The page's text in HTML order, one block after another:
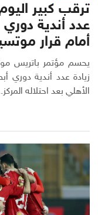
ترقب كبير
عدد أندية
أمام قرار
يحسم مؤتمر باتريس
زيادة عدد أندية دوري
الأهلي بعد احتلاله